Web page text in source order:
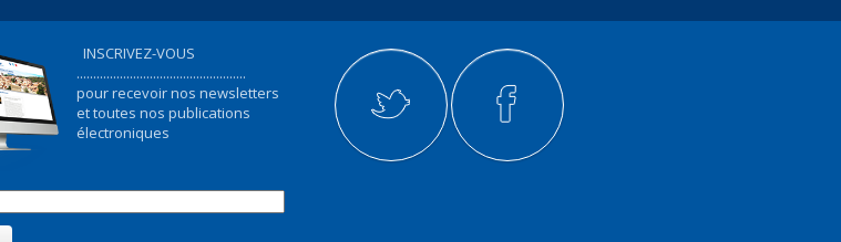
INSCRIVEZ-VOUS
...................................................
pour recevoir nos newsletters
et toutes nos publications
électroniques